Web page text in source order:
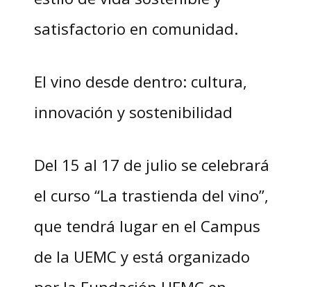
satisfactorio en comunidad.
El vino desde dentro: cultura,
innovación y sostenibilidad
Del 15 al 17 de julio se celebrará
el curso “La trastienda del vino”,
que tendrá lugar en el Campus
de la UEMC y está organizado